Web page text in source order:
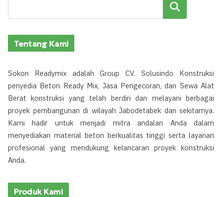
Cari
Tentang Kami
Sokon Readymix adalah Group CV. Solusindo Konstruksi
penyedia Beton Ready Mix, Jasa Pengecoran, dan Sewa Alat
Berat konstruksi yang telah berdiri dan melayani berbagai
proyek pembangunan di wilayah Jabodetabek dan sekitarnya.
Kami hadir untuk menjadi mitra andalan Anda dalam
menyediakan material beton berkualitas tinggi serta layanan
profesional yang mendukung kelancaran proyek konstruksi
Anda.
Produk Kami